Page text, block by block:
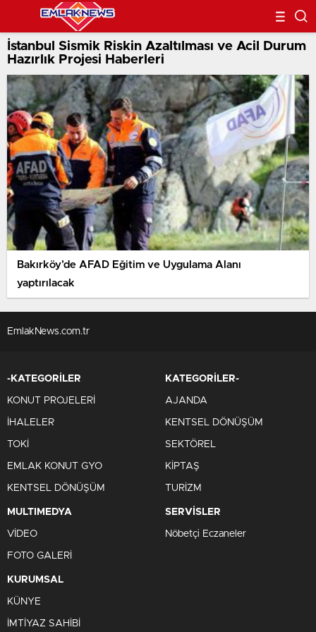
İstanbul Sismik Riskin Azaltılması ve Acil Durum
Hazırlık Projesi Haberleri
Bakırköy’de AFAD Eğitim ve Uygulama Alanı
yaptırılacak
EmlakNews.com.tr
-KATEGORİLER
KONUT PROJELERİ
İHALELER
TOKİ
EMLAK KONUT GYO
KENTSEL DÖNÜŞÜM
KATEGORİLER-
AJANDA
KENTSEL DÖNÜŞÜM
SEKTÖREL
KİPTAŞ
TURİZM
MULTIMEDYA
VİDEO
FOTO GALERİ
SERVİSLER
Nöbetçi Eczaneler
KURUMSAL
KÜNYE
İMTİYAZ SAHİBİ